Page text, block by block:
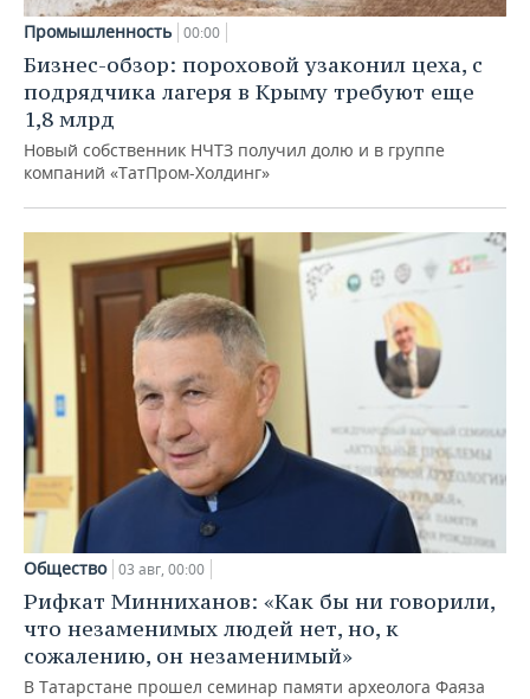
Промышленность 00:00
Бизнес-обзор: пороховой узаконил цеха, с
подрядчика лагеря в Крыму требуют еще
1,8 млрд
Новый собственник НЧТЗ получил долю и в группе
компаний «ТатПром-Холдинг»
Общество 03 авг, 00:00
Рифкат Минниханов: «Как бы ни говорили,
что незаменимых людей нет, но, к
сожалению, он незаменимый»
В Татарстане прошел семинар памяти археолога Фаяза